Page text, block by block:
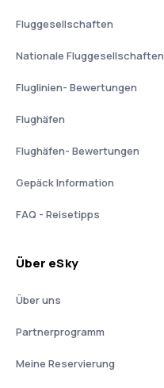
Fluggesellschaften
Nationale Fluggesellschaften
Fluglinien- Bewertungen
Flughäfen
Flughäfen- Bewertungen
Gepäck Information
FAQ - Reisetipps
Über eSky
Über uns
Partnerprogramm
Meine Reservierung